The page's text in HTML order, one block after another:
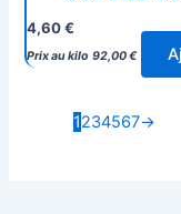
4,60€
Prix au kilo 92,00€
1234567→